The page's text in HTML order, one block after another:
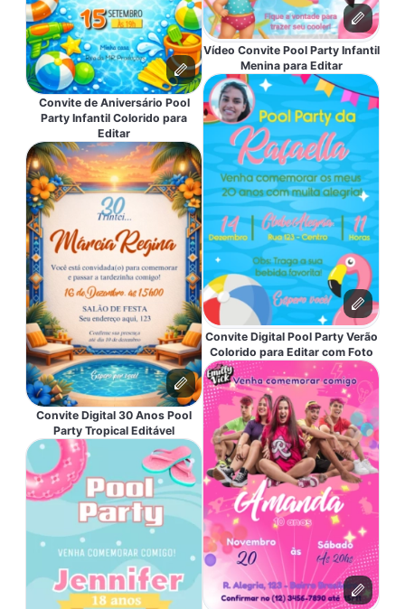
Convite de Aniversário Pool
Party Infantil Colorido para
Editar
Convite Digital 30 Anos Pool
Party Tropical Editável
Vídeo Convite Pool Party Infantil
Menina para Editar
Convite Digital Pool Party Verão
Colorido para Editar com Foto